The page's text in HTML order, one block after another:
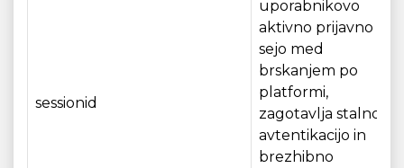
sessionid
uporabnikovo
aktivno prijavno
sejo med
brskanjem po
platformi,
zagotavlja stalno
avtentikacijo in
brezhibno